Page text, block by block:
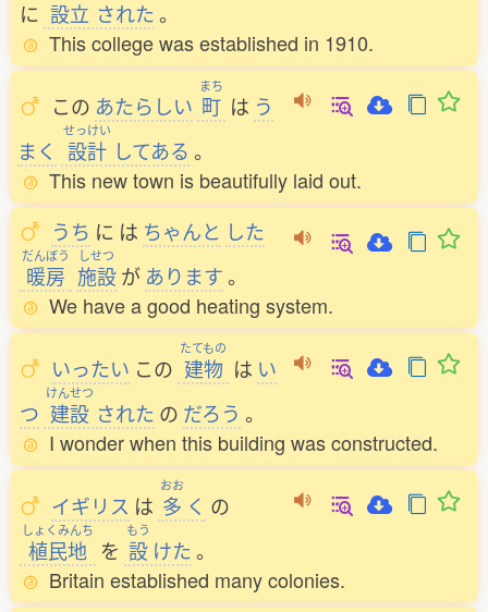
に 設立 された。
This college was established in 1910.
この あたらしい
まち
町 は う
まく
せっけい
設計 してある 。
This new town is beautifully laid out.
うち に は ちゃんと した
だんぼう
暖房
しせつ
施設 が あります。
We have a good heating system.
いったい この
たてもの
建物 は い
つ
けんせつ
建設 された の だろう 。
I wonder when this building was constructed.
イギリス は
おお
多 く の
しょくみんち
植民地 を
もう
設 けた。
Britain established many colonies.